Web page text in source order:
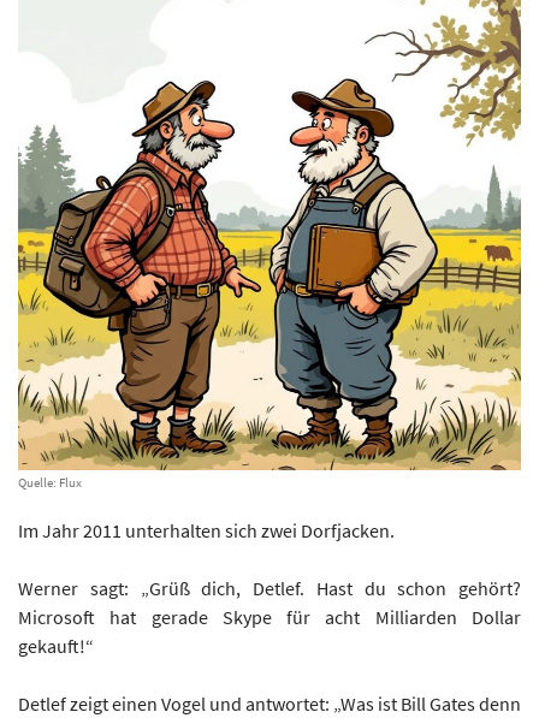
Quelle: Flux
Im Jahr 2011 unterhalten sich zwei Dorfjacken.
Werner sagt: „Grüß dich, Detlef. Hast du schon gehört?
Microsoft hat gerade Skype für acht Milliarden Dollar
gekauft!“
Detlef zeigt einen Vogel und antwortet: „Was ist Bill Gates denn